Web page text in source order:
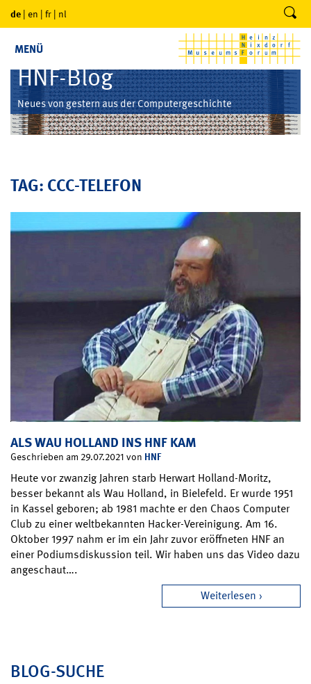
de | en | fr | nl
MENÜ
HNF-Blog
Neues von gestern aus der Computergeschichte
TAG: CCC-TELEFON
ALS WAU HOLLAND INS HNF KAM
Geschrieben am 29.07.2021 von HNF
Heute vor zwanzig Jahren starb Herwart Holland-Moritz,
besser bekannt als Wau Holland, in Bielefeld. Er wurde 1951
in Kassel geboren; ab 1981 machte er den Chaos Computer
Club zu einer weltbekannten Hacker-Vereinigung. Am 16.
Oktober 1997 nahm er im ein Jahr zuvor eröffneten HNF an
einer Podiumsdiskussion teil. Wir haben uns das Video dazu
angeschaut….
Weiterlesen
BLOG-SUCHE